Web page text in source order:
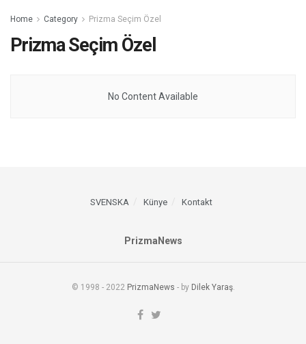
Home Category Prizma Seçim Özel
Prizma Seçim Özel
No Content Available
SVENSKA Künye Kontakt
PrizmaNews
© 1998 - 2022 PrizmaNews - by Dilek Yaraş.